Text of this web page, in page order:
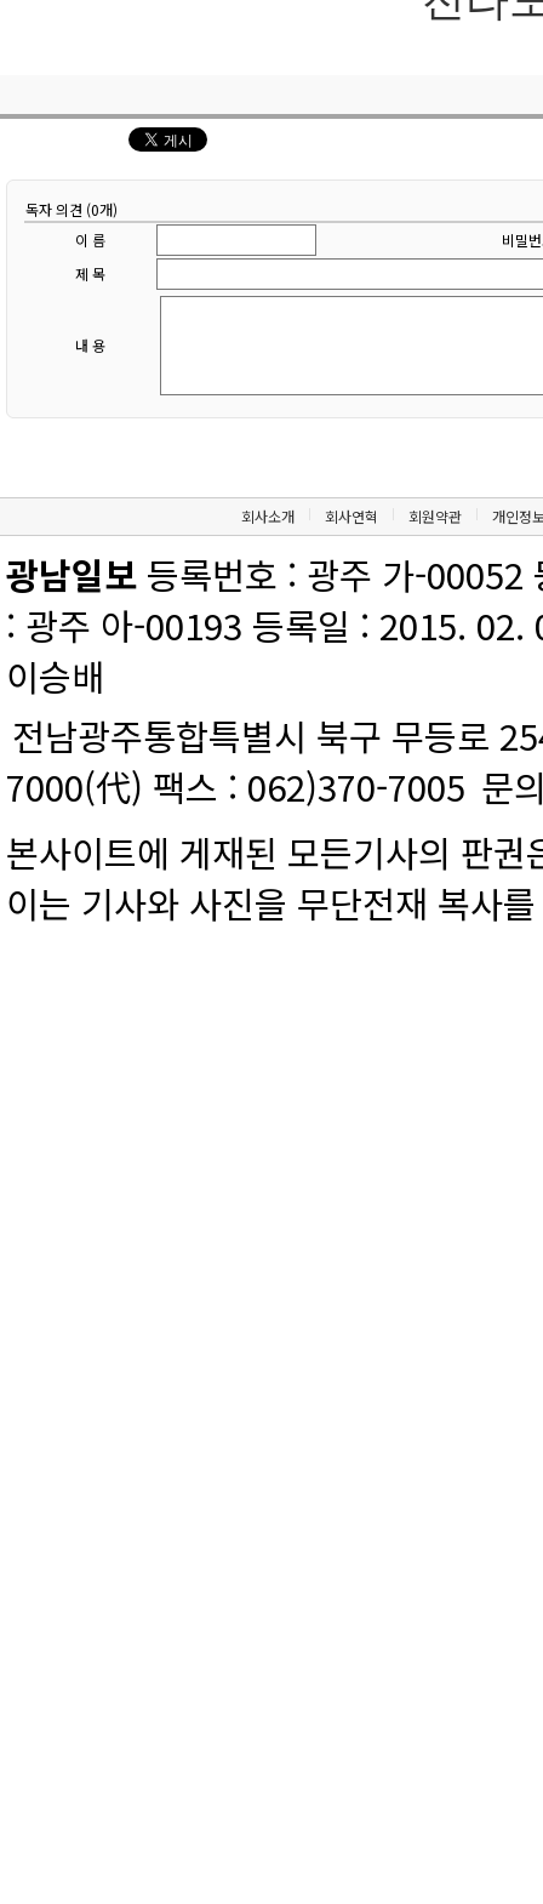
독자 의견 (0개)
이 름
비밀
제 목
내 용
회사소개 회사연혁 회원약관 개인정
광남일보 등록번호 : 광주 가-
: 광주 아-00193 등록일 : 2015.
이승배
전남광주통합특별시 북구 무등로
7000(代) 팩스 : 062)370-7005 문
본사이트에 게재된 모든기사의 판
이는 기사와 사진을 무단전재 복사